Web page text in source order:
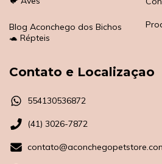
Blog Aconchego dos Bichos
🐢 Répteis
Contato e Localizaçao
554130536872
(41) 3026-7872